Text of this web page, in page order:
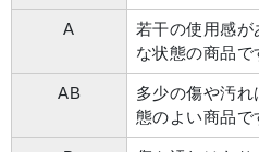
A
若干の使用感
な状態の商品で
AB
多少の傷や汚
態のよい商品で